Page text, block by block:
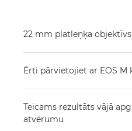
22 mm platleņķa objektīvs
Ērti pārvietojiet ar EOS M
Teicams rezultāts vājā
atvērumu